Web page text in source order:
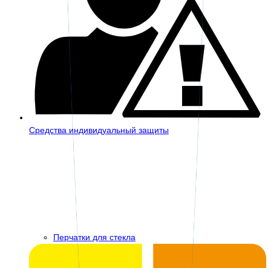
Средства индивидуальный защиты
Перчатки для стекла